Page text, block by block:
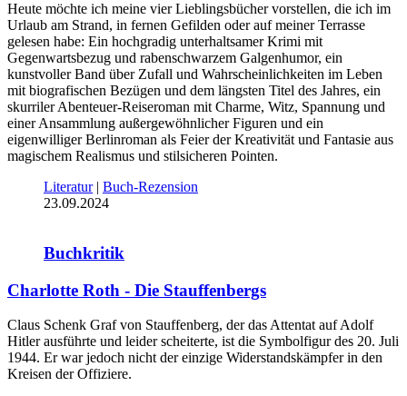
Heute möchte ich meine vier Lieblingsbücher vorstellen, die ich im
Urlaub am Strand, in fernen Gefilden oder auf meiner Terrasse
gelesen habe: Ein hochgradig unterhaltsamer Krimi mit
Gegenwartsbezug und rabenschwarzem Galgenhumor, ein
kunstvoller Band über Zufall und Wahrscheinlichkeiten im Leben
mit biografischen Bezügen und dem längsten Titel des Jahres, ein
skurriler Abenteuer-Reiseroman mit Charme, Witz, Spannung und
einer Ansammlung außergewöhnlicher Figuren und ein
eigenwilliger Berlinroman als Feier der Kreativität und Fantasie aus
magischem Realismus und stilsicheren Pointen.
Literatur| Buch-Rezension
23.09.2024
Buchkritik
Charlotte Roth - Die Stauffenbergs
Claus Schenk Graf von Stauffenberg, der das Attentat auf Adolf
Hitler ausführte und leider scheiterte, ist die Symbolfigur des 20. Juli
1944. Er war jedoch nicht der einzige Widerstandskämpfer in den
Kreisen der Offiziere.